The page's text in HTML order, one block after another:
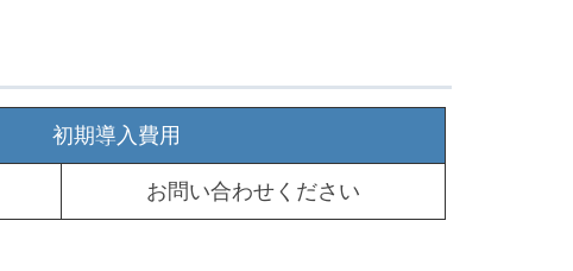
初期導入費用
お問い合わせください